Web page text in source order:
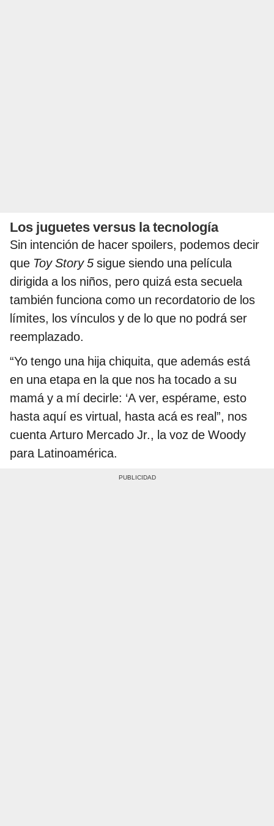
Los juguetes versus la tecnología
Sin intención de hacer spoilers, podemos decir
que Toy Story 5 sigue siendo una película
dirigida a los niños, pero quizá esta secuela
también funciona como un recordatorio de los
límites, los vínculos y de lo que no podrá ser
reemplazado.
“Yo tengo una hija chiquita, que además está
en una etapa en la que nos ha tocado a su
mamá y a mí decirle: ‘A ver, espérame, esto
hasta aquí es virtual, hasta acá es real”, nos
cuenta Arturo Mercado Jr., la voz de Woody
para Latinoamérica.